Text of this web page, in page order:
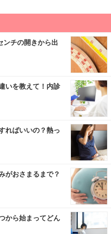
ンチの開きから出
いを教えて！内診
ればいいの？熱っ
がおさまるまで？
から始まってどん